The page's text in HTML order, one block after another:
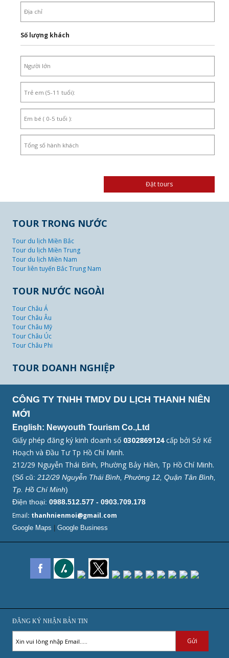
Số lượng khách
TOUR TRONG NƯỚC
Tour du lịch Miền Bắc
Tour du lịch Miền Trung
Tour du lịch Miền Nam
Tour liên tuyến Bắc Trung Nam
TOUR NƯỚC NGOÀI
Tour Châu Á
Tour Châu Âu
Tour Châu Mỹ
Tour Châu Úc
Tour Châu Phi
TOUR DOANH NGHIỆP
CÔNG TY TNHH TMDV DU LỊCH THANH NIÊN
MỚI
English: Newyouth Tourism Co.,Ltd
Giấy phép đăng ký kinh doanh số 0302869124cấp bởi Sở Kế
Hoạch và Đầu Tư Tp Hồ Chí Minh.
212/29 Nguyễn Thái Bình, Phường Bảy Hiền, Tp Hồ Chí Minh.
(Số cũ: 212/29 Nguyễn Thái Bình, Phường 12, Quận Tân Bình,
Tp. Hồ Chí Minh)
Điện thoại: 0988.512.577 - 0903.709.178
Email: thanhnienmoi@gmail.com
Google Maps Google Business
ĐĂNG KÝ NHẬN BẢN TIN